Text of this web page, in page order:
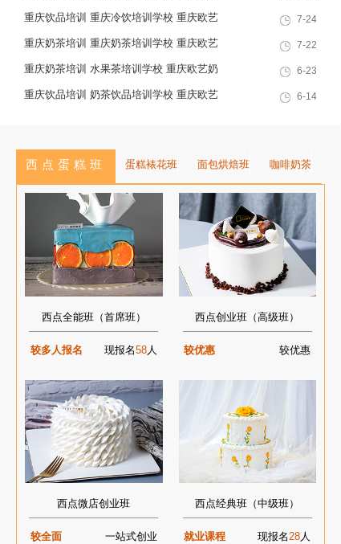
搅拌均匀，用手持打蛋器中速打发
奶茶培训学校
重庆饮品培训 重庆冷饮培训学校 重庆欧艺
培训学校
7-24
重庆奶茶培训 重庆奶茶培训学校 重庆欧艺
职业培训学校
7-22
重庆奶茶培训 水果茶培训学校 重庆欧艺奶
茶培训学校
6-23
重庆饮品培训 奶茶饮品培训学校 重庆欧艺 6-14
西点蛋糕班 蛋糕裱花班 面包烘焙班 咖啡奶茶
西点全能班（首席班）
较多人报名 现报名58人
西点创业班（高级班）
较优惠 较优惠
西点微店创业班
较全面 一站式创业
西点经典班（中级班）
就业课程 现报名28人